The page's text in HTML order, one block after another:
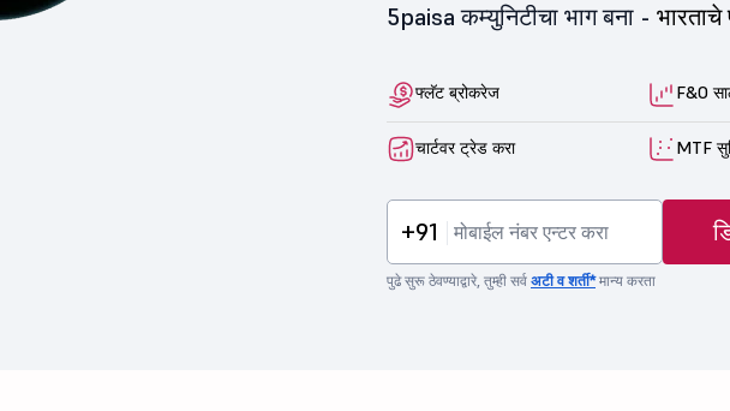
5paisa कम्युनिटीचा भाग बना -
फ्लॅट ब्रोकरेज F&O
चार्टवर ट्रेड करा MTF
+91
पुढे सुरू ठेवण्याद्वारे, तुम्ही सर्व अटी व शर्ती*मान्य करता